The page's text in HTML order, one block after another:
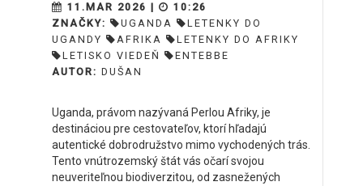
11.MAR 2026 |
10:26
ZNAČKY:
UGANDA
LETENKY DO
UGANDY
AFRIKA
LETENKY DO AFRIKY
LETISKO VIEDEŇ
ENTEBBE
AUTOR: DUŠAN
Uganda, právom nazývaná Perlou Afriky, je
destináciou pre cestovateľov, ktorí hľadajú
autentické dobrodružstvo mimo vychodených trás.
Tento vnútrozemský štát vás očarí svojou
neuveriteľnou biodiverzitou, od zasnežených